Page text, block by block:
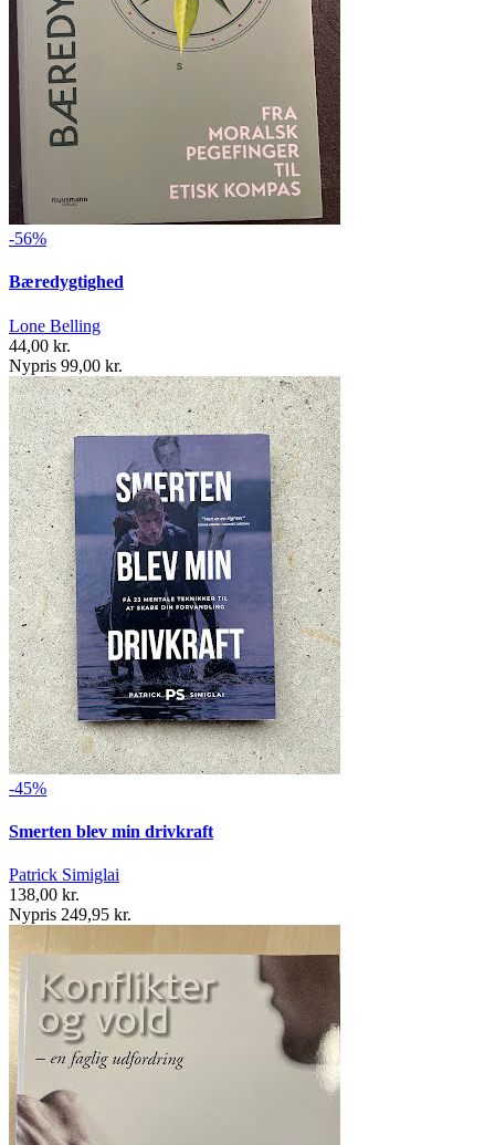
-56%
Bæredygtighed
Lone Belling
44,00 kr.
Nypris 99,00 kr.
-45%
Smerten blev min drivkraft
Patrick Simiglai
138,00 kr.
Nypris 249,95 kr.